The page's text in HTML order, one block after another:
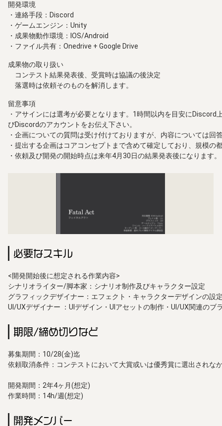
開発環境
・連絡手段：Discord
・ゲームエンジン：Unity
・成果物動作環境：IOS/Android
・ファイル共有：Onedrive + Google Drive
成果物の取り扱い
コンテスト結果発表後、受賞時は協議の後決定
落選時は依頼そのものを解消します。
留意事項
・アサインには選考が必要となります。1時間以内を目安に
びDiscordのアカウントをお伝え下さい。
・企画についての質問は受け付けておりますが、内容については
・提出する企画はコアコンセプトまで含めて確定しており、規模
・依頼及び開発の開始時点は来年4月30日の結果発表後になります。
必要なスキル
<開発開始後に想定される作業内容>
シナリオライター/脚本家：シナリオ制作及びキャラクター設定
グラフィックデザイナー：エフェクト・キャラクターデザインの設
UI/UXデザイナー ：UIデザイン・UIアセットの制作・UI/UX関連のブ
期限/締め切りなど
募集期間：10/28(金)迄
依頼取消条件：コンテストにおいて大賞或いは優秀賞に選出されな
開発期間：2年4ヶ月(想定)
作業時間：14h/週(想定)
開発メンバー